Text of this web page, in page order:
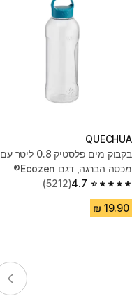
QUECHUA
בקבוק מים פלסטיק 0.8 ליטר עם
מכסה הברגה, דגם Ecozen®
4.7
4.7 out of 5 stars from 5212 reviews
(5212)